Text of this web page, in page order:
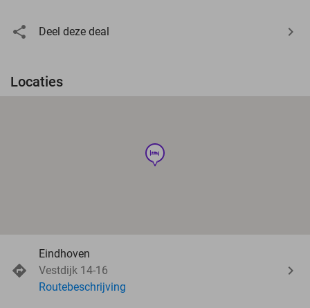
Deel deze deal
Locaties
hotel
Eindhoven
Vestdijk 14-16
Routebeschrijving